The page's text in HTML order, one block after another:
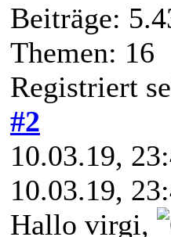
Beiträge:
Themen: 16
Registriert
#2
10.03.19,
10.03.19,
Hallo virgi,